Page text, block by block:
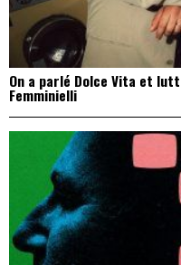
On a parlé Dolce Vita et
Femminielli